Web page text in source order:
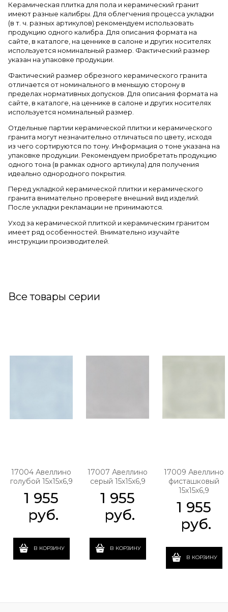
Керамическая плитка для пола и керамический гранит
имеют разные калибры. Для облегчения процесса укладки
(в т. ч. разных артикулов) рекомендуем использовать
продукцию одного калибра. Для описания формата на
сайте, в каталоге, на ценнике в салоне и других носителях
используется номинальный размер. Фактический размер
указан на упаковке продукции.
Фактический размер обрезного керамического гранита
отличается от номинального в меньшую сторону в
пределах нормативных допусков. Для описания формата на
сайте, в каталоге, на ценнике в салоне и других носителях
используется номинальный размер.
Отдельные партии керамической плитки и керамического
гранита могут незначительно отличаться по цвету, исходя
из чего сортируются по тону. Информация о тоне указана на
упаковке продукции. Рекомендуем приобретать продукцию
одного тона (в рамках одного артикула) для получения
идеально однородного покрытия.
Перед укладкой керамической плитки и керамического
гранита внимательно проверьте внешний вид изделий.
После укладки рекламации не принимаются.
Уход за керамической плиткой и керамическим гранитом
имеет ряд особенностей. Внимательно изучайте
инструкции производителей.
Все товары серии
17004 Авеллино
голубой 15х15х6,9
1 955
руб.
В КОРЗИНУ
17007 Авеллино
серый 15х15х6,9
1 955
руб.
В КОРЗИНУ
17009 Авеллино
фисташковый
15х15х6,9
1 955
руб.
В КОРЗИНУ